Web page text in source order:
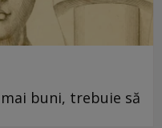
buni, trebuie să